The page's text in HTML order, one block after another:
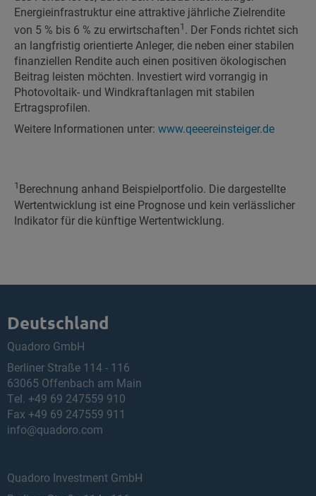
Energieinfrastruktur eine attraktive jährliche Zielrendite
von 5 % bis 6 % zu erwirtschaften1. Der Fonds richtet sich
an langfristig orientierte Anleger, die neben einer stabilen
finanziellen Rendite auch einen positiven ökologischen
Beitrag leisten möchten. Investiert wird vorrangig in
Photovoltaik- und Windkraftanlagen mit stabilen
Ertragsprofilen.
Weitere Informationen unter: www.qeeereinsteiger.de
1Berechnung anhand Beispielportfolio. Die dargestellte
Wertentwicklung ist eine Prognose und kein verlässlicher
Indikator für die künftige Wertentwicklung.
Deutschland
Quadoro GmbH
Berliner Straße 114 - 116
63065 Offenbach am Main
Tel. +49 69 247559 910
Fax +49 69 247559 911
info@quadoro.com
Quadoro Investment GmbH